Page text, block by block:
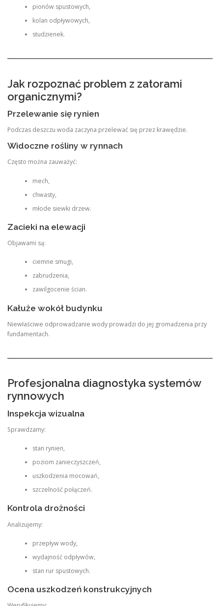
pionów spustowych,
kolan odpływowych,
studzienek.
Jak rozpoznać problem z zatorami
organicznymi?
Przelewanie się rynien
Podczas deszczu woda zaczyna przelewać się przez krawędzie.
Widoczne rośliny w rynnach
Często można zauważyć:
mech,
chwasty,
młode siewki drzew.
Zacieki na elewacji
Objawami są:
ciemne smugi,
zabrudzenia,
zawilgocenie ścian.
Kałuże wokół budynku
Niewłaściwe odprowadzanie wody prowadzi do jej gromadzenia przy
fundamentach.
Profesjonalna diagnostyka systemów
rynnowych
Inspekcja wizualna
Sprawdzamy:
stan rynien,
poziom zanieczyszczeń,
uszkodzenia mocowań,
szczelność połączeń.
Kontrola drożności
Analizujemy:
przepływ wody,
wydajność odpływów,
stan rur spustowych.
Ocena uszkodzeń konstrukcyjnych